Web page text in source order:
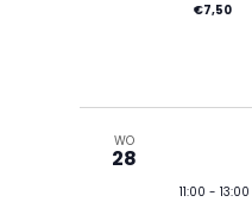
€7,50
WO
28
11:00 -13:00